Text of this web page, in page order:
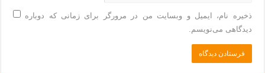
ذخیره نام، ایمیل و وبسایت من در مرورگر برای زمانی که دوباره
دیدگاهی می‌نویسم.